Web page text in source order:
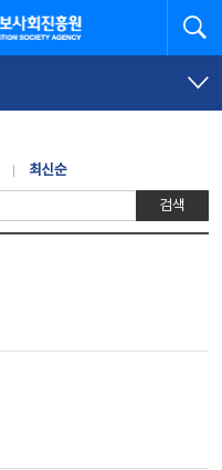
원
최신순
검색
부파일 있음
있음